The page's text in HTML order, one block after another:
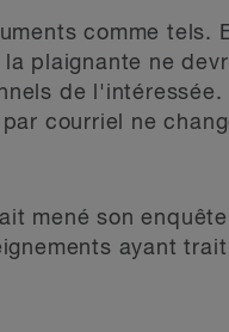
comme tels.
plaignante ne
de
courriel ne
mené son
ayant